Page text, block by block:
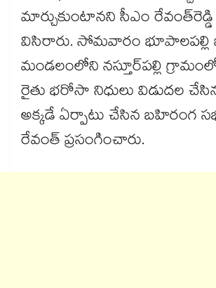
మార్చుకుంటానని సీఎం
విసిరారు. సోమవారం భూపాలపల్లి
మండలంలోని నస్తూర్​పల్లి
రైతు భరోసా నిధులు విడుదల
అక్కడే ఏర్పాటు చేసిన బహిరంగ
రేవంత్ ప్రసంగించారు.